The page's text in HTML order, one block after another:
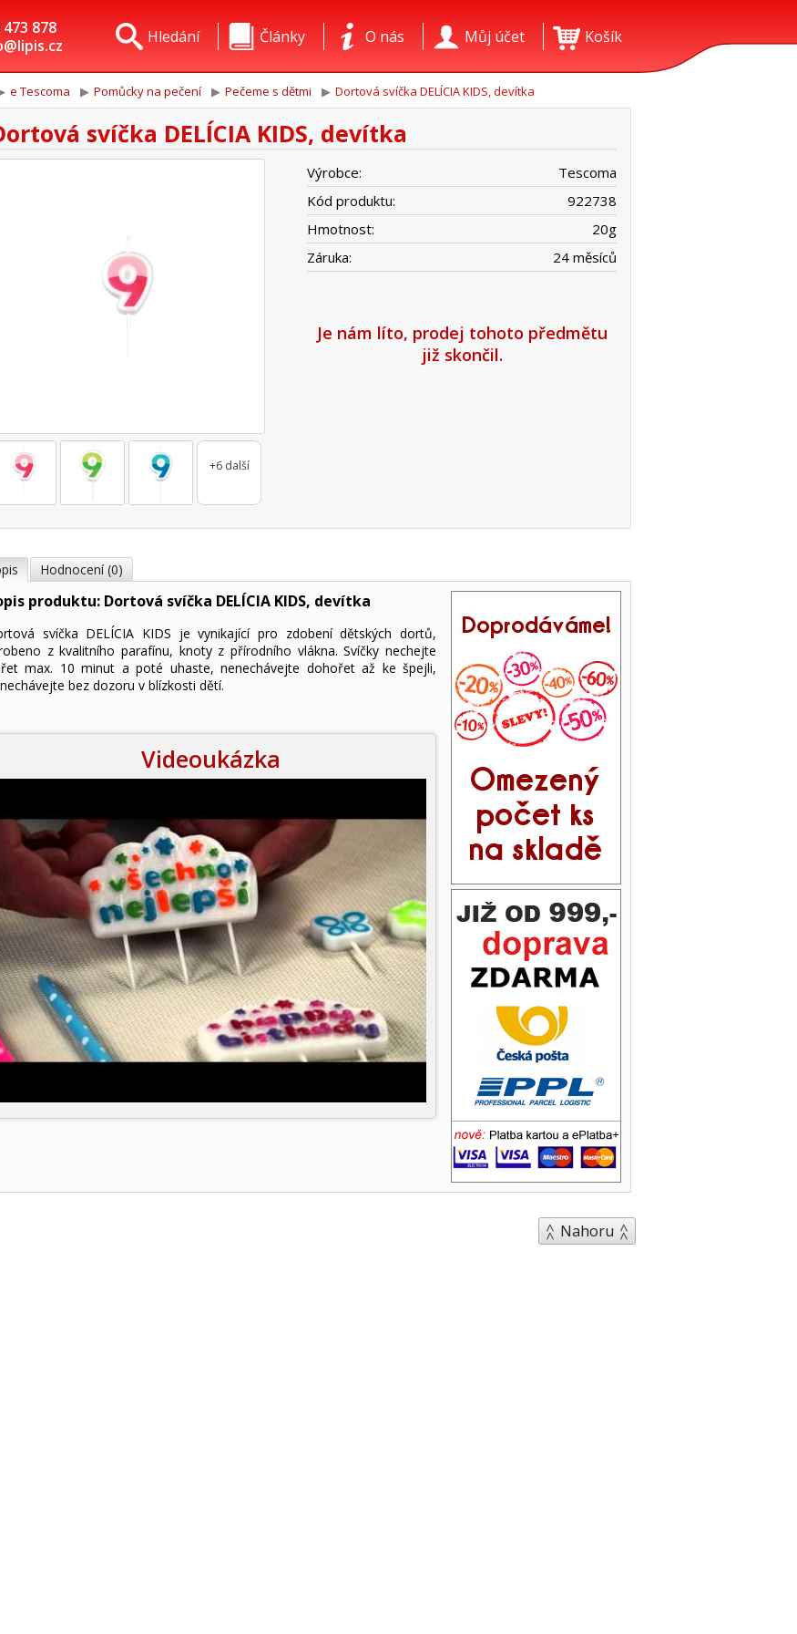
473 878
Košík
Můj účet
O nás
Články
Hledání
e Tescoma Pomůcky na pečení Pečeme s dětmi Dortová svíčka DELÍCIA KIDS, devítka
svíčka DELÍCIA KIDS, devítka
+6 další
Výrobce:
Tescoma
Kód produktu:
922738
Hmotnost:
20g
Záruka:
24 měsíců
Je nám líto, prodej tohoto předmětu
již skončil.
Hodnocení (0)
produktu: Dortová svíčka DELÍCIA KIDS, devítka
svíčka DELÍCIA KIDS je vynikající pro zdobení dětských dortů,
z kvalitního parafínu, knoty z přírodního vlákna. Svíčky nechejte
max. 10 minut a poté uhaste, nenechávejte dohořet až ke špejli,
bez dozoru v blízkosti dětí.
Videoukázka
Nahoru